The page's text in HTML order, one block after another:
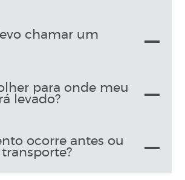
chamar um
para onde meu
levado?
ocorre antes ou